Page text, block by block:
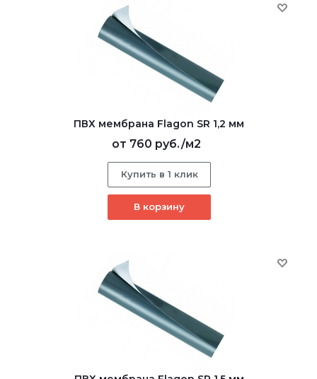
ПВХ мембрана Flagon SR 1,2 мм
от 760 руб./м2
Купить в 1 клик
В корзину